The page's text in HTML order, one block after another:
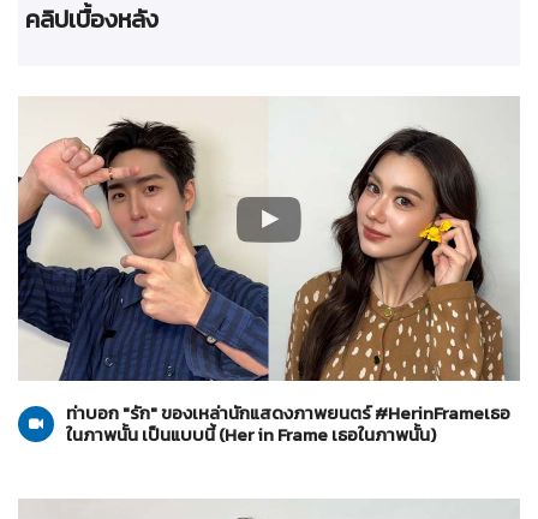
คลิปเบื้องหลัง
21-07-2569
Her in Frame เธอในภาพนั้น
ท่าบอก "รัก" ของเหล่านักแสดงภาพยนตร์ #HerinFrameเธอ
ในภาพนั้น เป็นแบบนี้ (Her in Frame เธอในภาพนั้น)